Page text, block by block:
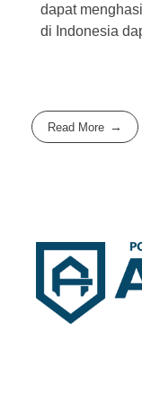
dapat
di Indonesia
Read More